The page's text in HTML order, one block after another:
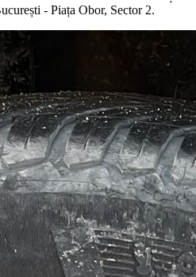
- Piața Obor, Sector 2.